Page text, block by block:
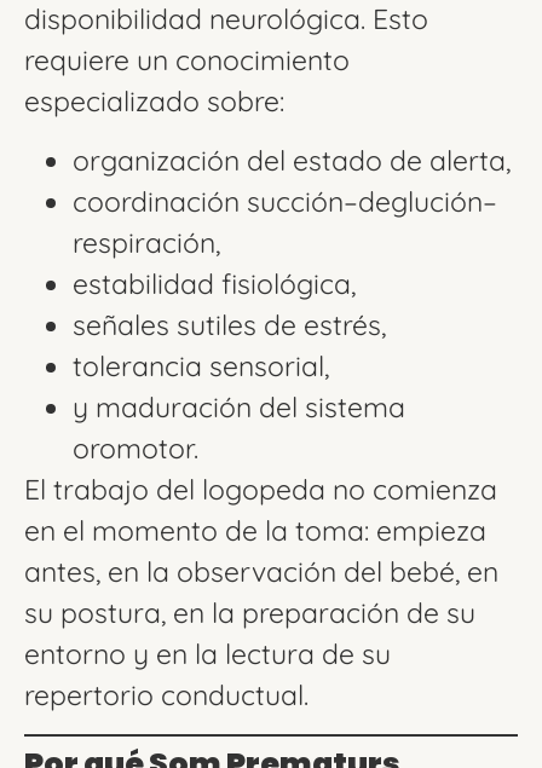
disponibilidad neurológica. Esto
requiere un conocimiento
especializado sobre:
organización del estado de alerta,
coordinación succión–deglución–
respiración,
estabilidad fisiológica,
señales sutiles de estrés,
tolerancia sensorial,
y maduración del sistema
oromotor.
El trabajo del logopeda no comienza
en el momento de la toma: empieza
antes, en la observación del bebé, en
su postura, en la preparación de su
entorno y en la lectura de su
repertorio conductual.